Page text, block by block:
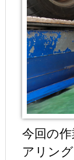
今回の
アリン